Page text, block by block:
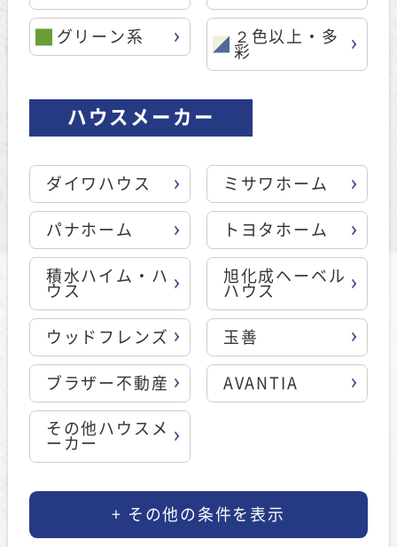
グリーン系
２色以上・多
彩
ハウスメーカー
ダイワハウス ミサワホーム
パナホーム トヨタホーム
積水ハイム・ハ
ウス
旭化成ヘーベル
ハウス
ウッドフレンズ 玉善
ブラザー不動産 AVANTIA
その他ハウスメ
ーカー